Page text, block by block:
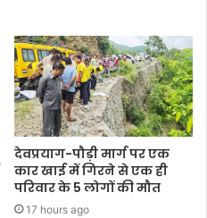
देवप्रयाग-पौड़ी मार्ग पर एक
कार खाई में गिरने से एक ही
परिवार के 5 लोगों की मौत
17 hours ago